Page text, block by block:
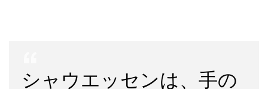
シャウエッセンは、手の